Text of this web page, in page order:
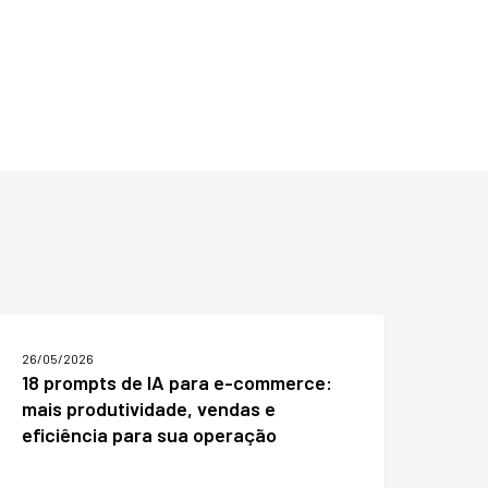
para
26/05/2026
18 prompts de IA para e-commerce:
mais produtividade, vendas e
eficiência para sua operação